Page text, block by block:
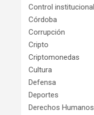
Control institucional
Córdoba
Corrupción
Cripto
Criptomonedas
Cultura
Defensa
Deportes
Derechos Humanos